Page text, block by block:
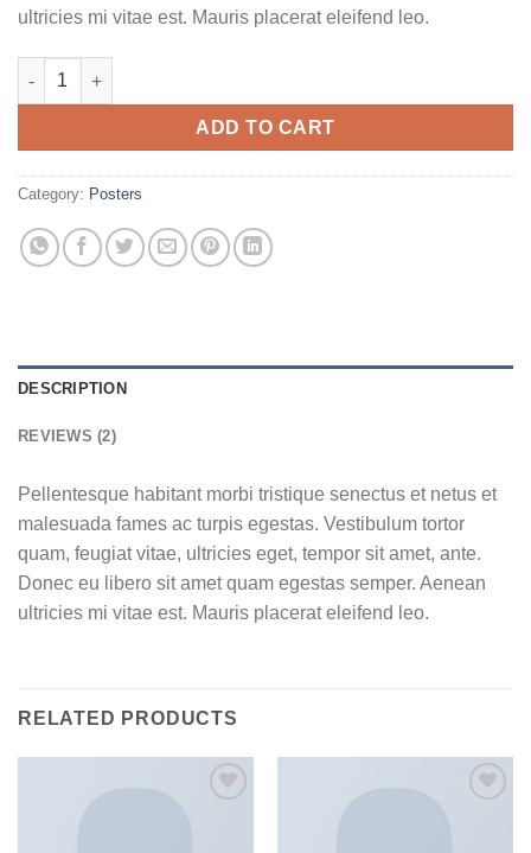
ultricies mi vitae est. Mauris placerat eleifend leo.
Premium Quality quantity
ADD TO CART
Category: Posters
DESCRIPTION
REVIEWS (2)
Pellentesque habitant morbi tristique senectus et netus et
malesuada fames ac turpis egestas. Vestibulum tortor
quam, feugiat vitae, ultricies eget, tempor sit amet, ante.
Donec eu libero sit amet quam egestas semper. Aenean
ultricies mi vitae est. Mauris placerat eleifend leo.
RELATED PRODUCTS